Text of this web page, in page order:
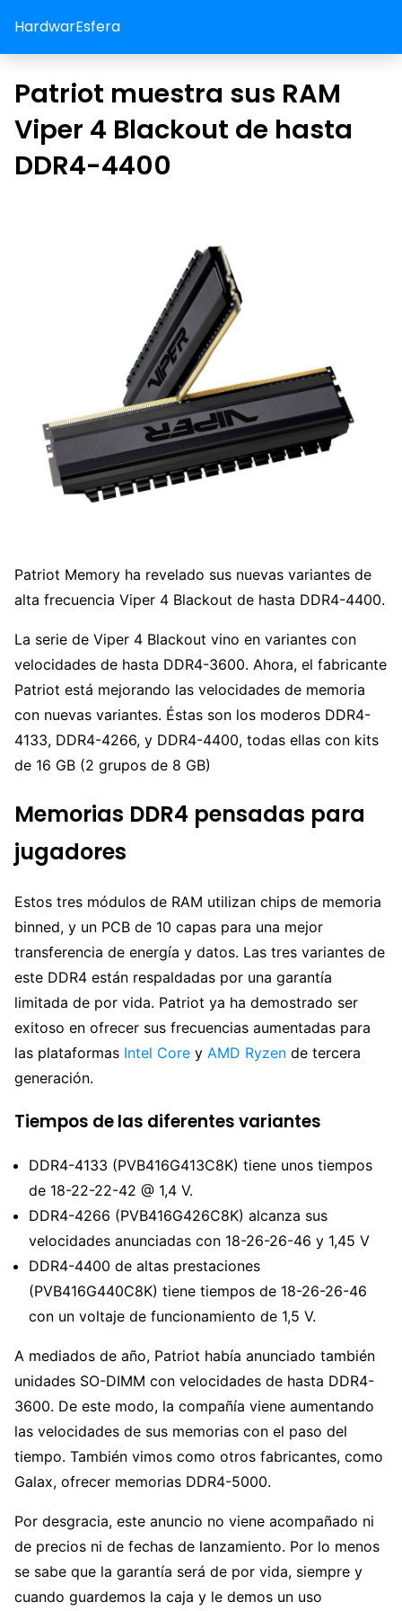
HardwarEsfera
Patriot muestra sus RAM
Viper 4 Blackout de hasta
DDR4-4400
Patriot Memory ha revelado sus nuevas variantes de
alta frecuencia Viper 4 Blackout de hasta DDR4-4400.
La serie de Viper 4 Blackout vino en variantes con
velocidades de hasta DDR4-3600. Ahora, el fabricante
Patriot está mejorando las velocidades de memoria
con nuevas variantes. Éstas son los moderos DDR4-
4133, DDR4-4266, y DDR4-4400, todas ellas con kits
de 16 GB (2 grupos de 8 GB)
Memorias DDR4 pensadas para
jugadores
Estos tres módulos de RAM utilizan chips de memoria
binned, y un PCB de 10 capas para una mejor
transferencia de energía y datos. Las tres variantes de
este DDR4 están respaldadas por una garantía
limitada de por vida. Patriot ya ha demostrado ser
exitoso en ofrecer sus frecuencias aumentadas para
las plataformas Intel Core y AMD Ryzen de tercera
generación.
Tiempos de las diferentes variantes
DDR4-4133 (PVB416G413C8K) tiene unos tiempos
de 18-22-22-42 @ 1,4 V.
DDR4-4266 (PVB416G426C8K) alcanza sus
velocidades anunciadas con 18-26-26-46 y 1,45 V
DDR4-4400 de altas prestaciones
(PVB416G440C8K) tiene tiempos de 18-26-26-46
con un voltaje de funcionamiento de 1,5 V.
A mediados de año, Patriot había anunciado también
unidades SO-DIMM con velocidades de hasta DDR4-
3600. De este modo, la compañía viene aumentando
las velocidades de sus memorias con el paso del
tiempo. También vimos como otros fabricantes, como
Galax, ofrecer memorias DDR4-5000.
Por desgracia, este anuncio no viene acompañado ni
de precios ni de fechas de lanzamiento. Por lo menos
se sabe que la garantía será de por vida, siempre y
cuando guardemos la caja y le demos un uso